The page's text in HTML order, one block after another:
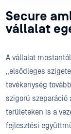
Secure
vállalat
A vállalat
„elsődleges
tevékenység
szigorú szeparáció
területeken is a
fejlesztési